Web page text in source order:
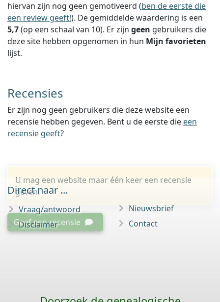
hiervan zijn nog geen gemotiveerd (ben de eerste die
een review geeft!). De gemiddelde waardering is een
5,7(op een schaal van 10). Er zijn geen gebruikers die
deze site hebben opgenomen in hun Mijn favorieten
lijst.
Recensies
Er zijn nog geen gebruikers die deze website een
recensie hebben gegeven. Bent u de eerste die een
recensie geeft?
U mag een website maar één keer een recensie
geven.
Geef een recensie
Direct naar ...
Vraag/antwoord
Disclaimer
Nieuwsbrief
Contact